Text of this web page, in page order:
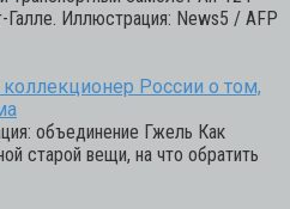
Галле. Иллюстрация: News5 / AFP
России о том,
объединение Гжель Как
старой вещи, на что обратить